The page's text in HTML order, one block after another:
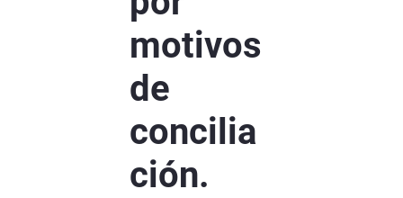
motivos
de
concilia
ción.